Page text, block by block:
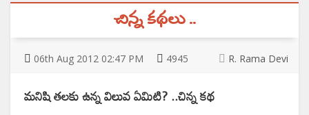
చిన్న కథలు ..
06th Aug 2012 02:47 PM 4945 R. Rama Devi
మనిషి తలకు ఉన్న విలువ ఏమిటి?..చిన్న కథ